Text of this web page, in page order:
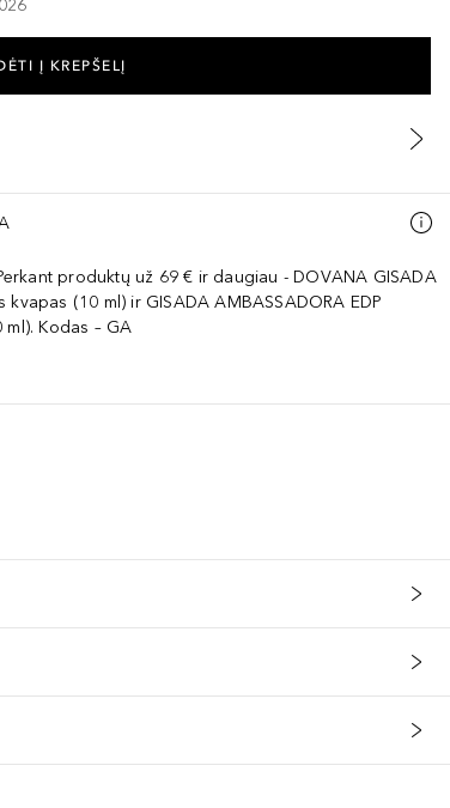
Į KREPŠELĮ
produktų už 69 € ir daugiau - DOVANA GISADA
kvapas (10 ml) ir GISADA AMBASSADORA EDP
Kodas – GA